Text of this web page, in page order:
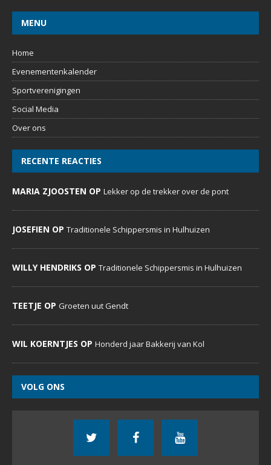
MENU
Home
Evenementenkalender
Sportverenigingen
Social Media
Over ons
RECENTE REACTIES
MARIA ZJOOSTEN OP Lekker op de trekker over de pont
JOSEFIEN OP Traditionele Schippersmis in Hulhuizen
WILLY HENDRIKS OP Traditionele Schippersmis in Hulhuizen
TEETJE OP Groeten uut Gendt
WIL KOERNTJES OP Honderd jaar Bakkerij van Kol
VOLG ONS